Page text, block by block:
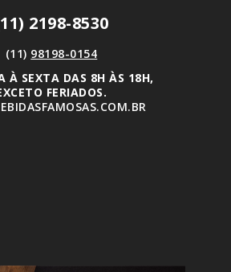
2198-8530
(11) 98198-0154
À SEXTA DAS 8H ÀS 18H,
FERIADOS.